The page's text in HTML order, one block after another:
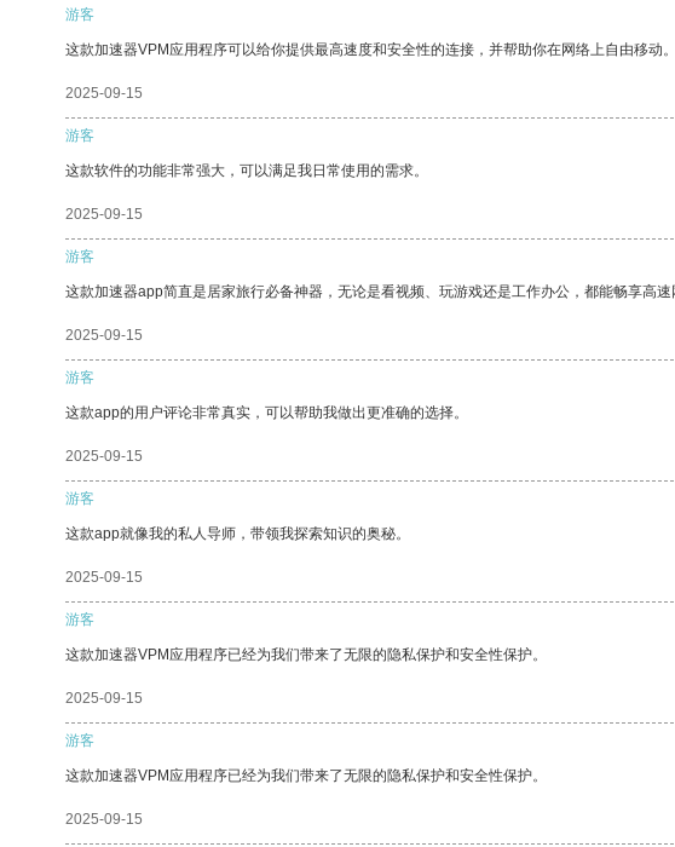
游客
这款加速器VPM应用程序可以给你提供最高速度和安全性的连接，并帮助你在网络上自由移动。
2025-09-15
游客
这款软件的功能非常强大，可以满足我日常使用的需求。
2025-09-15
游客
这款加速器app简直是居家旅行必备神器，无论是看视频、玩游戏还是工作办公，都能畅享高
2025-09-15
游客
这款app的用户评论非常真实，可以帮助我做出更准确的选择。
2025-09-15
游客
这款app就像我的私人导师，带领我探索知识的奥秘。
2025-09-15
游客
这款加速器VPM应用程序已经为我们带来了无限的隐私保护和安全性保护。
2025-09-15
游客
这款加速器VPM应用程序已经为我们带来了无限的隐私保护和安全性保护。
2025-09-15